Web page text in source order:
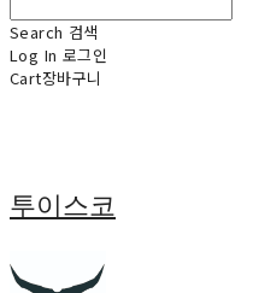
Search 검색
Log In 로그인
Cart장바구니
투이스코